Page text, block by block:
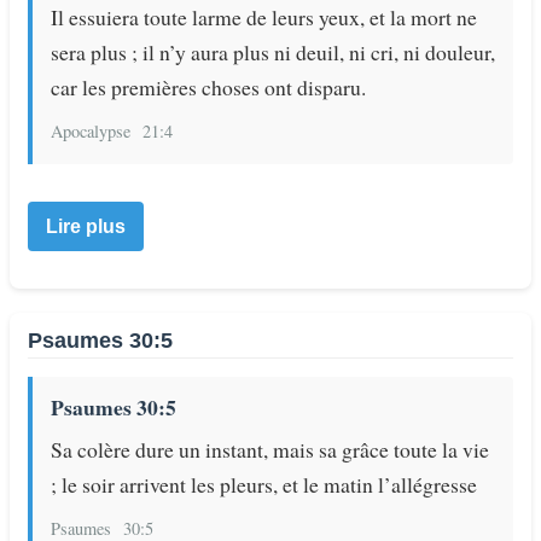
Il essuiera toute larme de leurs yeux, et la mort ne
sera plus ; il n’y aura plus ni deuil, ni cri, ni douleur,
car les premières choses ont disparu.
Apocalypse 21:4
Lire plus
Psaumes 30:5
Psaumes 30:5
Sa colère dure un instant, mais sa grâce toute la vie
; le soir arrivent les pleurs, et le matin l’allégresse
Psaumes 30:5